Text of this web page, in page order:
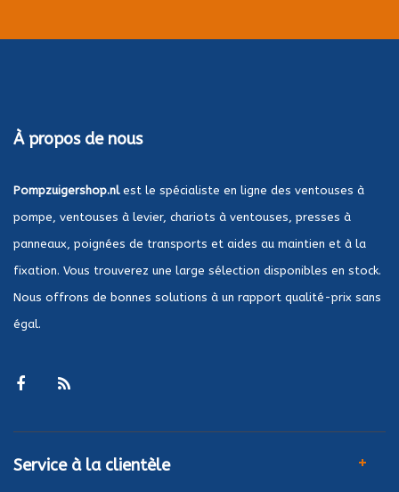
À propos de nous
Pompzuigershop.nlest le spécialiste en ligne des ventouses à
pompe, ventouses à levier, chariots à ventouses, presses à
panneaux, poignées de transports et aides au maintien et à la
fixation. Vous trouverez une large sélection disponibles en stock.
Nous offrons de bonnes solutions à un rapport qualité-prix sans
égal.
Service à la clientèle